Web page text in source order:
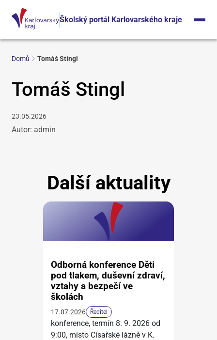
Školský portál Karlovarského kraje
Domů Tomáš Stingl
Tomáš Stingl
23.05.2026
Autor: admin
Další aktuality
Odborná konference Děti
pod tlakem, duševní zdraví,
vztahy a bezpečí ve
školách
17.07.2026 Ředitel
konference, termín 8. 9. 2026 od
9:00, místo Císařské lázně v K.